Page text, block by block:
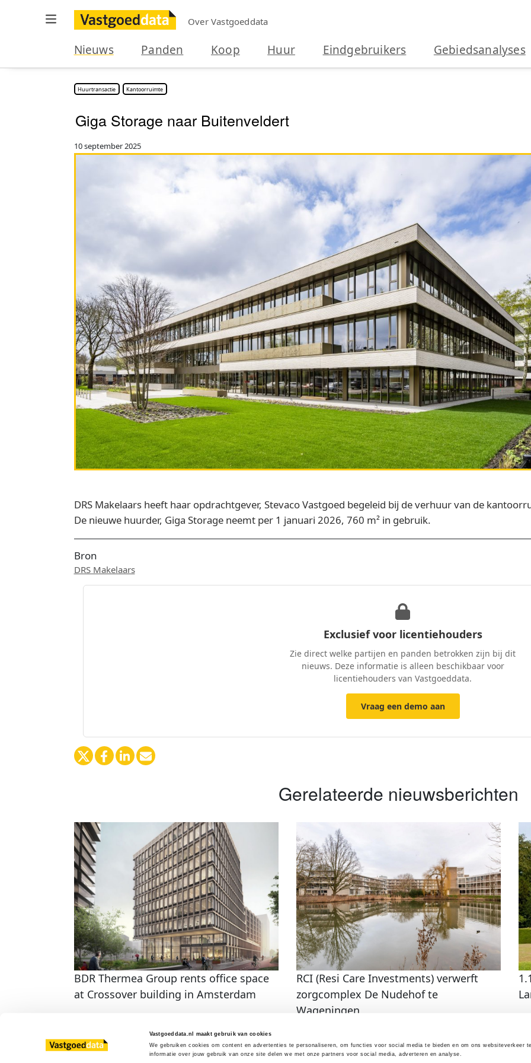
Vastgoeddata.nl maakt gebruik van cookies
We gebruiken cookies om content en advertenties te personaliseren, om functies voor social media te bieden en om ons websiteverkeer
informatie over jouw gebruik van onze site delen we met onze partners voor social media, adverteren en analyse.
Over Vastgoeddata
Nieuws Panden Koop Huur Eindgebruikers Gebiedsanalyses
Huurtransactie Kantoorruimte
Giga Storage naar Buitenveldert
10 september 2025
DRS Makelaars heeft haar opdrachtgever, Stevaco Vastgoed begeleid bij de verhuur van de
De nieuwe huurder, Giga Storage neemt per 1 januari 2026, 760 m² in gebruik.
Bron
DRS Makelaars
Exclusief voor licentiehouders
Zie direct welke partijen en panden betrokken zijn bij dit
nieuws. Deze informatie is alleen beschikbaar voor
licentiehouders van Vastgoeddata.
Vraag een demo aan
Gerelateerde nieuwsberichten
BDR Thermea Group rents office space
at Crossover building in Amsterdam
RCI (Resi Care Investments) verwerft
zorgcomplex De Nudehof te
Wageningen